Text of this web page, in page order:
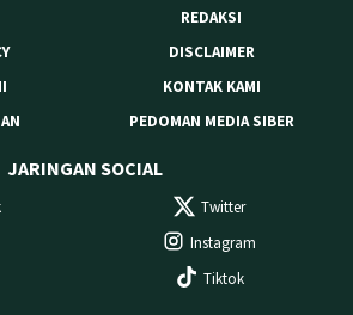
REDAKSI
DISCLAIMER
KONTAK KAMI
PEDOMAN MEDIA SIBER
JARINGAN SOCIAL
Twitter
Instagram
Tiktok